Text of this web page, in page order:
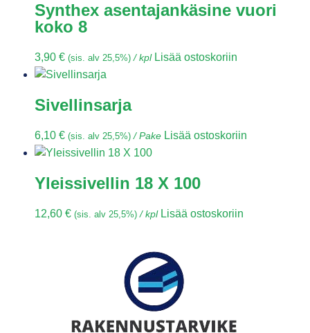
Synthex asentajankäsine vuori
koko 8
3,90 € (sis. alv 25,5%) / kpl Lisää ostoskoriin
Sivellinsarja
6,10 € (sis. alv 25,5%) / Pake Lisää ostoskoriin
Yleissivellin 18 X 100
12,60 € (sis. alv 25,5%) / kpl Lisää ostoskoriin